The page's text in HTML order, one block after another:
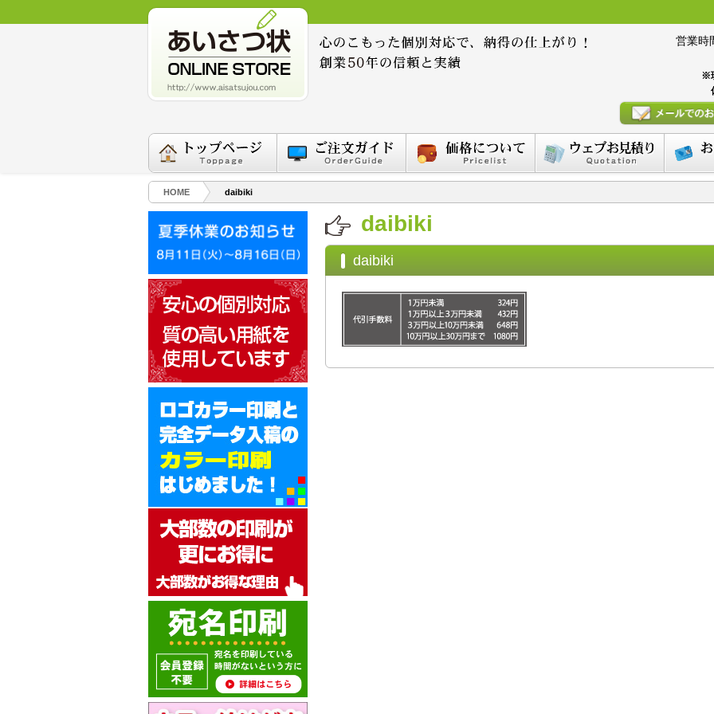
営業時
※
HOME daibiki
daibiki
daibiki